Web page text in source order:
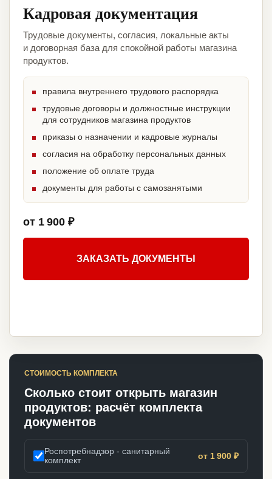
Кадровая документация
Трудовые документы, согласия, локальные акты
и договорная база для спокойной работы магазина
продуктов.
правила внутреннего трудового распорядка
трудовые договоры и должностные инструкции
для сотрудников магазина продуктов
приказы о назначении и кадровые журналы
согласия на обработку персональных данных
положение об оплате труда
документы для работы с самозанятыми
от 1 900 ₽
ЗАКАЗАТЬ ДОКУМЕНТЫ
СТОИМОСТЬ КОМПЛЕКТА
Сколько стоит открыть магазин
продуктов: расчёт комплекта
документов
Роспотребнадзор - санитарный
комплект
от 1 900 ₽